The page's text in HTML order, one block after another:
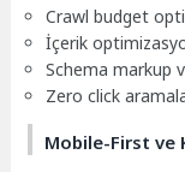
Crawl budget
İçerik
Schema markup
Zero click
Mobile-First ve